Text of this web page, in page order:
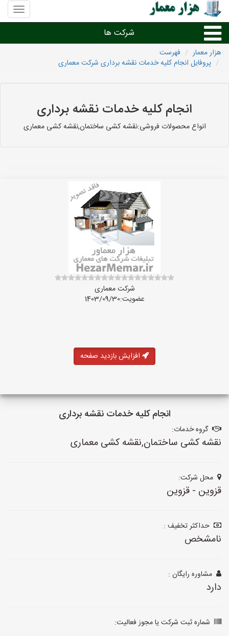
منوی
سایت
معمار
شرکت ها
طراحی داخلی و دکوراسیون داخلی
شرکت های معماری شهرها
هزار معمار
فهرست
پروفایل انجام کلیه خدمات نقشه برداری شرکت معماری
انجام کلیه خدمات نقشه برداری
انواع محصولات فروشی:نقشه کشی ساختمان,نقشه کشی معماری
شرکت معماری
عضویت:1403/09/30
افزایش بازدید صفحه
انجام کلیه خدمات نقشه برداری
گروه خدمات:
نقشه کشی ساختمان,نقشه کشی معماری
محل شرکت:
قزوین - قزوین
حداکثر تخفیف :
نامشخص
مشاوره رایگان :
دارد
شماره ثبت شرکت یا مجوز فعالیت: